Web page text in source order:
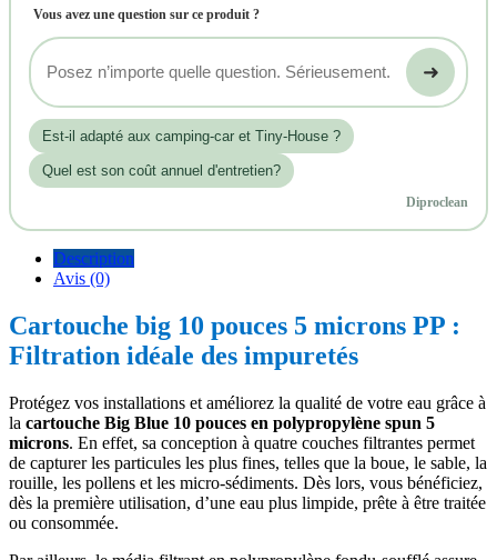
Vous avez une question sur ce produit ?
➜
Est‑il adapté aux camping-car et Tiny-House ?
Quel est son coût annuel d'entretien?
Diproclean
Description
Avis (0)
Cartouche big 10 pouces 5 microns PP :
Filtration idéale des impuretés
Protégez vos installations et améliorez la qualité de votre eau grâce à
la cartouche Big Blue 10 pouces en polypropylène spun 5
microns. En effet, sa conception à quatre couches filtrantes permet
de capturer les particules les plus fines, telles que la boue, le sable, la
rouille, les pollens et les micro-sédiments. Dès lors, vous bénéficiez,
dès la première utilisation, d’une eau plus limpide, prête à être traitée
ou consommée.